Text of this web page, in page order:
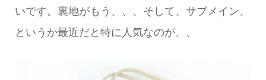
いです。裏地がもう、、、そして、サブメイン、
というか最近だと特に人気なのが、、